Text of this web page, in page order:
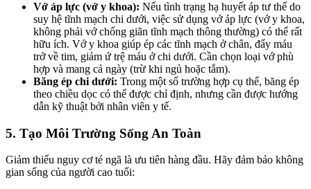
Vớ áp lực (vớ y khoa): Nếu tình trạng hạ huyết áp tư thế do
suy hệ tĩnh mạch chi dưới, việc sử dụng vớ áp lực (vớ y khoa,
không phải vớ chống giãn tĩnh mạch thông thường) có thể rất
hữu ích. Vớ y khoa giúp ép các tĩnh mạch ở chân, đẩy máu
trở về tim, giảm ứ trệ máu ở chi dưới. Cần chọn loại vớ phù
hợp và mang cả ngày (trừ khi ngủ hoặc tắm).
Băng ép chi dưới: Trong một số trường hợp cụ thể, băng ép
theo chiều dọc có thể được chỉ định, nhưng cần được hướng
dẫn kỹ thuật bởi nhân viên y tế.
5. Tạo Môi Trường Sống An Toàn
Giảm thiểu nguy cơ té ngã là ưu tiên hàng đầu. Hãy đảm bảo không
gian sống của người cao tuổi: